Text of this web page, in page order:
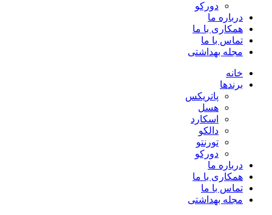
دورکو
درباره ما
همکاری با ما
تماس با ما
مجله بهداشتی
خانه
برندها
پاتریکس
هسل
اسکارد
دالکو
تورنتو
دورکو
درباره ما
همکاری با ما
تماس با ما
مجله بهداشتی